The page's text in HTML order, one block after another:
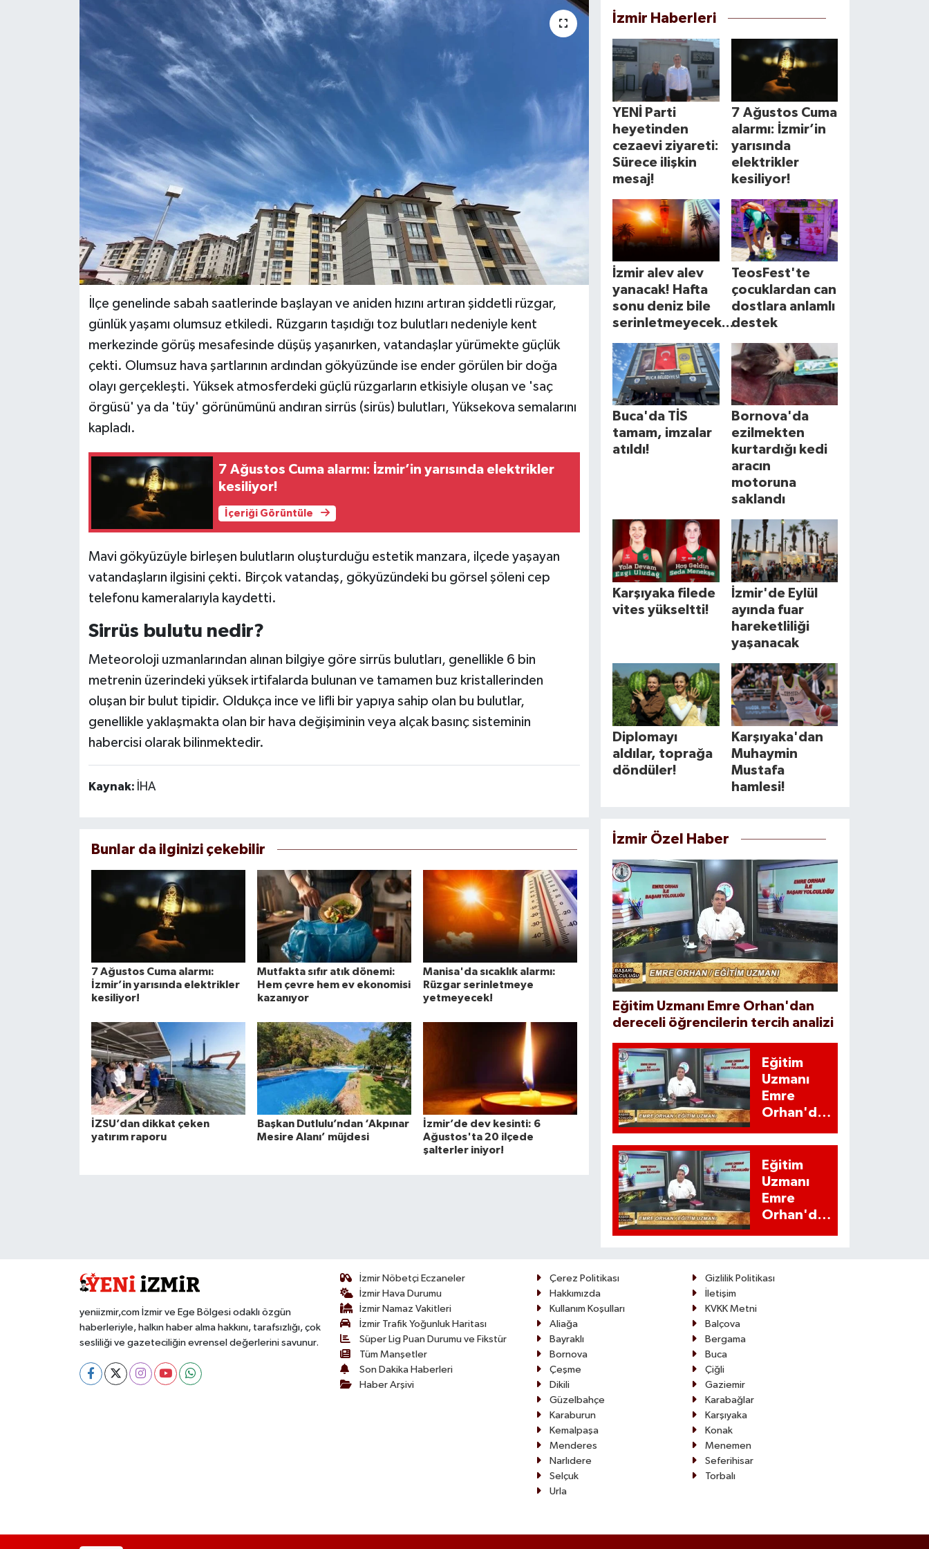
İlçe genelinde sabah saatlerinde başlayan ve aniden hızını artıran şiddetli rüzgar,
günlük yaşamı olumsuz etkiledi. Rüzgarın taşıdığı toz bulutları nedeniyle kent
merkezinde görüş mesafesinde düşüş yaşanırken, vatandaşlar yürümekte güçlük
çekti. Olumsuz hava şartlarının ardından gökyüzünde ise ender görülen bir doğa
olayı gerçekleşti. Yüksek atmosferdeki güçlü rüzgarların etkisiyle oluşan ve 'saç
örgüsü' ya da 'tüy' görünümünü andıran sirrüs (sirüs) bulutları, Yüksekova semalarını
kapladı.
7 Ağustos Cuma alarmı: İzmir’in yarısında elektrikler
kesiliyor!
İçeriği Görüntüle
Mavi gökyüzüyle birleşen bulutların oluşturduğu estetik manzara, ilçede yaşayan
vatandaşların ilgisini çekti. Birçok vatandaş, gökyüzündeki bu görsel şöleni cep
telefonu kameralarıyla kaydetti.
Sirrüs bulutu nedir?
Meteoroloji uzmanlarından alınan bilgiye göre sirrüs bulutları, genellikle 6 bin
metrenin üzerindeki yüksek irtifalarda bulunan ve tamamen buz kristallerinden
oluşan bir bulut tipidir. Oldukça ince ve lifli bir yapıya sahip olan bu bulutlar,
genellikle yaklaşmakta olan bir hava değişiminin veya alçak basınç sisteminin
habercisi olarak bilinmektedir.
Kaynak: İHA
Bunlar da ilginizi çekebilir
7 Ağustos Cuma alarmı:
İzmir’in yarısında elektrikler
kesiliyor!
Mutfakta sıfır atık dönemi:
Hem çevre hem ev ekonomisi
kazanıyor
Manisa'da sıcaklık alarmı:
Rüzgar serinletmeye
yetmeyecek!
İZSU’dan dikkat çeken
yatırım raporu
Başkan Dutlulu’ndan ‘Akpınar
Mesire Alanı’ müjdesi
İzmir’de dev kesinti: 6
Ağustos'ta 20 ilçede
şalterler iniyor!
İzmir Haberleri
YENİ Parti
heyetinden
cezaevi ziyareti:
Sürece ilişkin
mesaj!
7 Ağustos Cuma
alarmı: İzmir’in
yarısında
elektrikler
kesiliyor!
İzmir alev alev
yanacak! Hafta
sonu deniz bile
serinletmeyecek...
TeosFest'te
çocuklardan can
dostlara anlamlı
destek
Buca'da TİS
tamam, imzalar
atıldı!
Bornova'da
ezilmekten
kurtardığı kedi
aracın
motoruna
saklandı
Karşıyaka filede
vites yükseltti!
İzmir'de Eylül
ayında fuar
hareketliliği
yaşanacak
Diplomayı
aldılar, toprağa
döndüler!
Karşıyaka'dan
Muhaymin
Mustafa
hamlesi!
İzmir Özel Haber
Eğitim Uzmanı Emre Orhan'dan
dereceli öğrencilerin tercih analizi
Eğitim
Uzmanı
Emre
Orhan'dan
adaylarına
'İstatistiki'
uyarı
Eğitim
Uzmanı
Emre
Orhan'dan
'Tercihi üst
yeniizmir,com İzmir ve Ege Bölgesi odaklı özgün
haberleriyle, halkın haber alma hakkını, tarafsızlığı, çok
sesliliği ve gazeteciliğin evrensel değerlerini savunur.
İzmir Nöbetçi Eczaneler
İzmir Hava Durumu
İzmir Namaz Vakitleri
İzmir Trafik Yoğunluk Haritası
Süper Lig Puan Durumu ve Fikstür
Tüm Manşetler
Son Dakika Haberleri
Haber Arşivi
Çerez Politikası
Gizlilik Politikası
Hakkımızda
İletişim
Kullanım Koşulları
KVKK Metni
Aliağa
Balçova
Bayraklı
Bergama
Bornova
Buca
Çeşme
Çiğli
Dikili
Gaziemir
Güzelbahçe
Karabağlar
Karaburun
Karşıyaka
Kemalpaşa
Konak
Menderes
Menemen
Narlıdere
Seferihisar
Selçuk
Torbalı
Urla
Tatil ve Seyahat
Okul Gazetesi